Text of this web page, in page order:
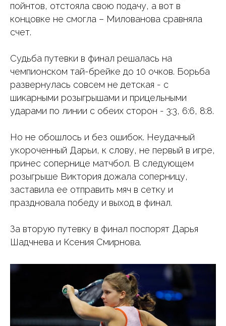
пойнтов, отстояла свою подачу, а вот в
концовке не смогла – Милованова сравняла
счет.
Судьба путевки в финал решалась на
чемпионском тай-брейке до 10 очков. Борьба
развернулась совсем не детская - с
шикарными розыгрышами и прицельными
ударами по линии с обеих сторон - 3:3, 6:6, 8:8.
Но не обошлось и без ошибок. Неудачный
укороченный Дарьи, к слову, не первый в игре,
принес сопернице матчбол. В следующем
розыгрыше Виктория дожала соперницу,
заставила ее отправить мяч в сетку и
праздновала победу и выход в финал.
За вторую путевку в финал поспорят Дарья
Шадчнева и Ксения Смирнова.